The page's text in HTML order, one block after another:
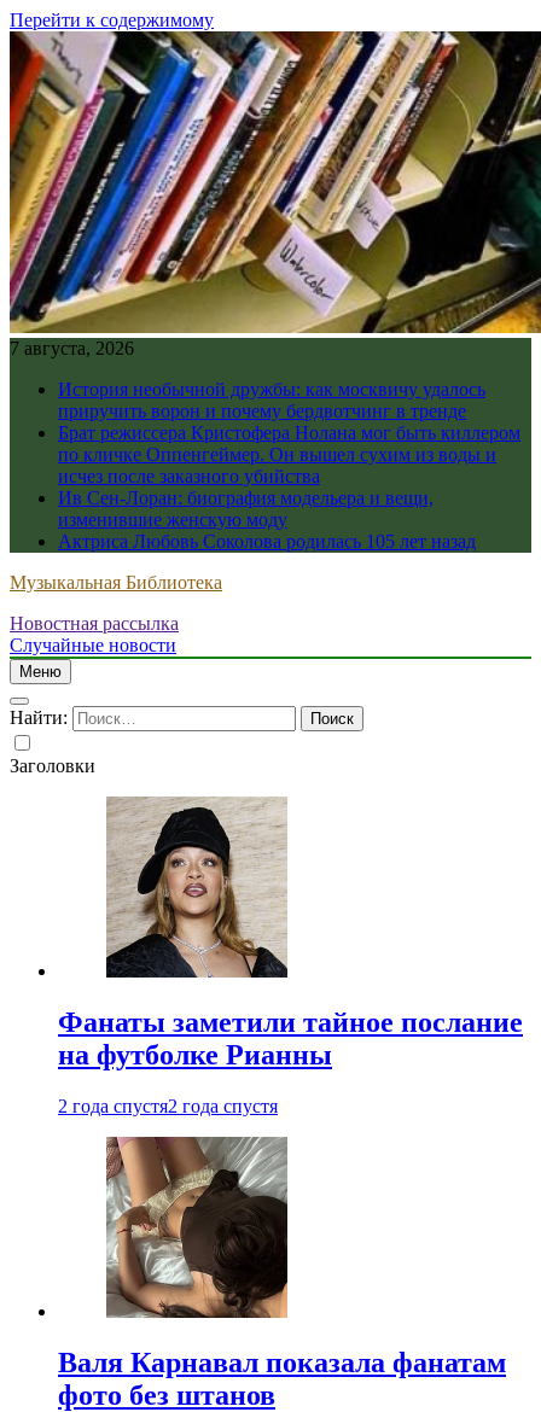
Перейти к содержимому
7 августа, 2026
История необычной дружбы: как москвичу удалось
приручить ворон и почему бердвотчинг в тренде
Брат режиссера Кристофера Нолана мог быть киллером
по кличке Оппенгеймер. Он вышел сухим из воды и
исчез после заказного убийства
Ив Сен-Лоран: биография модельера и вещи,
изменившие женскую моду
Актриса Любовь Соколова родилась 105 лет назад
Музыкальная Библиотека
Новостная рассылка
Случайные новости
Меню
Найти:
Заголовки
Фанаты заметили тайное послание
на футболке Рианны
2 года спустя2 года спустя
Валя Карнавал показала фанатам
фото без штанов